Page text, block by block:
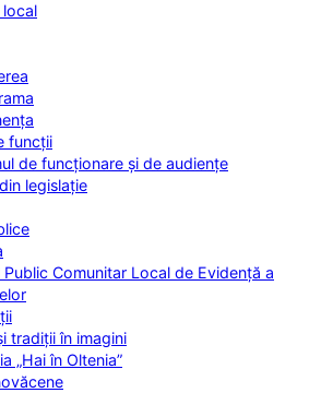
local
funcții
de funcționare și de audiențe
legislație
Public Comunitar Local de Evidență a
tradiții în imagini
„Hai în Oltenia”